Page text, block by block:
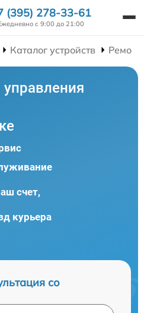
(395) 278-33-61
с 9:00 до 21:00
Каталог устройств
счет,
курьера
со